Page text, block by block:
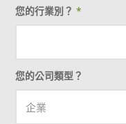
您的行業別？*
您的公司類型？